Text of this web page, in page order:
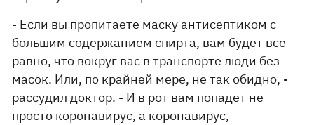
- Если вы пропитаете маску антисептиком с
большим содержанием спирта, вам будет все
равно, что вокруг вас в транспорте люди без
масок. Или, по крайней мере, не так обидно, -
рассудил доктор. - И в рот вам попадет не
просто коронавирус, а коронавирус,